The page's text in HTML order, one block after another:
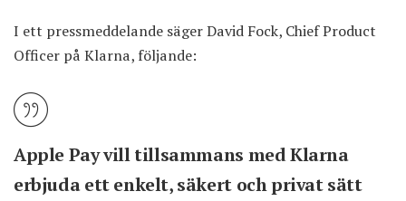
I ett pressmeddelande säger David Fock, Chief Product
Officer på Klarna, följande:
Apple Pay vill tillsammans med Klarna
erbjuda ett enkelt, säkert och privat sätt